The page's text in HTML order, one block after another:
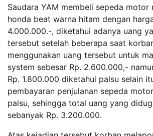
Saudara YAM membeli sepeda
honda beat warna hitam dengan
4.000.000.-, diketahui adanya uang
tersebut setelah beberapa saat
menggunakan uang tersebut untuk
system sebesar Rp. 2.600.000,-
Rp. 1.800.000 diketahui palsu selain
pembayaran penjulanan sepeda
palsu, sehingga total uang yang
sebanyak Rp. 3.200.000.